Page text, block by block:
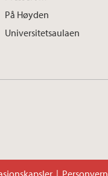
På Høyden
Universitetsaulaen
Personvern